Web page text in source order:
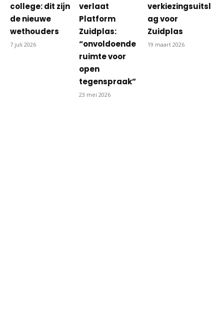
college: dit zijn
de nieuwe
wethouders
7 juli 2026
verlaat
Platform
Zuidplas:
“onvoldoende
ruimte voor
open
tegenspraak”
23 mei 2026
verkiezingsuitsl
ag voor
Zuidplas
19 maart 2026